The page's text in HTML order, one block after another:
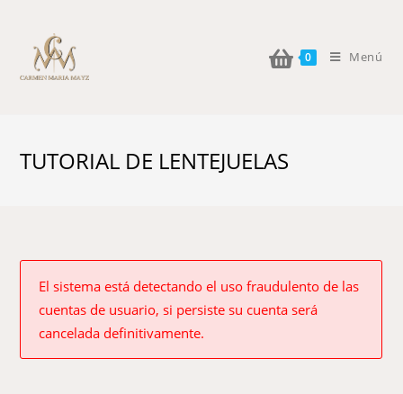
0 Menú
TUTORIAL DE LENTEJUELAS
El sistema está detectando el uso fraudulento de las
cuentas de usuario, si persiste su cuenta será
cancelada definitivamente.